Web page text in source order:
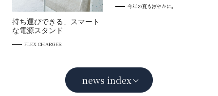
今年の夏も涼やかに。
持ち運びできる、スマート
な電源スタンド
FLEX CHARGER
news index